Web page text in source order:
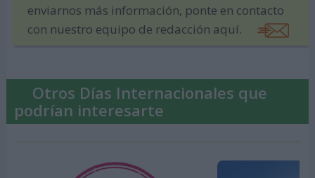
enviarnos más información, ponte en contacto
con nuestro equipo de redacción aquí.
Otros Días Internacionales que
podrían interesarte